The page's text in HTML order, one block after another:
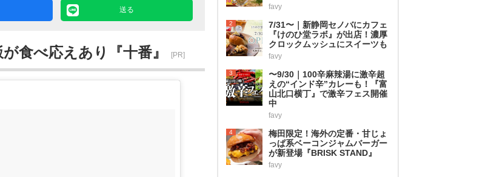
送る
食べ応えあり『十番』 [PR]
favy
2
7/31〜｜新静岡セノバにカフェ
『けのひ堂ラボ』が出店！濃厚
クロックムッシュにスイーツも
favy
3
〜9/30｜100辛麻辣湯に激辛超
えの“インド辛”カレーも！『富
山北口横丁』で激辛フェス開催
中
favy
4
梅田限定！海外の定番・甘じょ
っぱ系ベーコンジャムバーガー
が新登場『BRISK STAND』
favy